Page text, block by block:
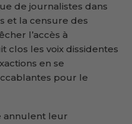
de journalistes dans
et la censure des
l’accès à
clos les voix dissidentes
en se
pour le
annulent leur